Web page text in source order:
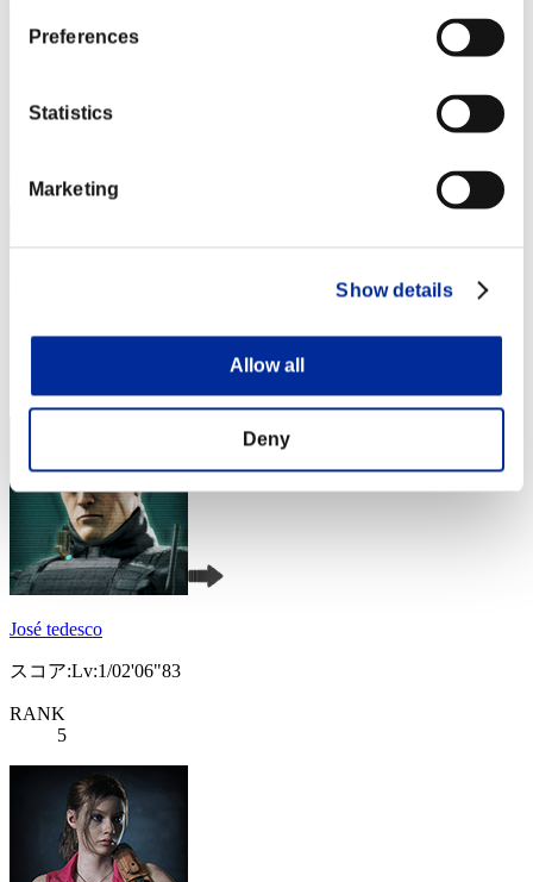
Preferences
Statistics
Marketing
Show details
Allow all
Deny
José tedesco
スコア:Lv:1/02'06"83
RANK
5